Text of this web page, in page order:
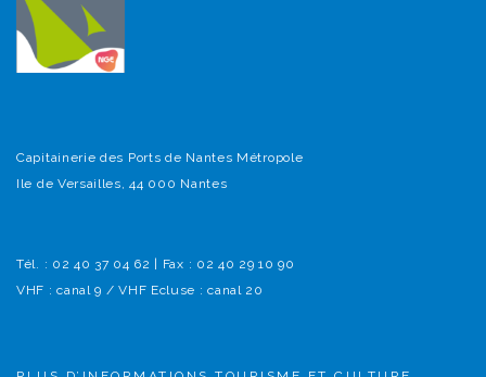
Capitainerie des Ports de Nantes Métropole
Ile de Versailles, 44 000 Nantes
Tél. : 02 40 37 04 62 | Fax : 02 40 29 10 90
VHF : canal 9 / VHF Ecluse : canal 20